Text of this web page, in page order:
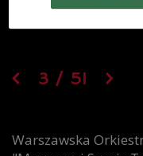
3 / 51
Warszawska